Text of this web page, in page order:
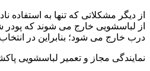
از دیگر مشکلاتی که تنها به
از لباسشویی خارج می شوند که
درب خارج می شود؛ بنابراین در
نمایندگی مجاز و تعمیر لباسشویی